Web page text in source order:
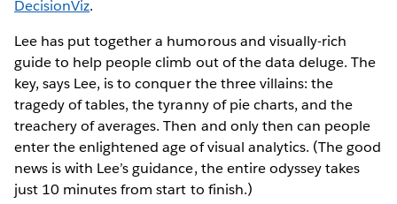
DecisionViz.
Lee has put together a humorous and visually-rich
guide to help people climb out of the data deluge. The
key, says Lee, is to conquer the three villains: the
tragedy of tables, the tyranny of pie charts, and the
treachery of averages. Then and only then can people
enter the enlightened age of visual analytics. (The good
news is with Lee’s guidance, the entire odyssey takes
just 10 minutes from start to finish.)